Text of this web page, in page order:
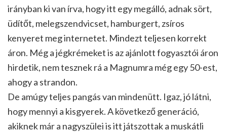
irányban ki van írva, hogy itt egy megálló, adnak sört,
üdítőt, melegszendvicset, hamburgert, zsíros
kenyeret meg internetet. Mindezt teljesen korrekt
áron. Még a jégkrémeket is az ajánlott fogyasztói áron
hirdetik, nem tesznek rá a Magnumra még egy 50-est,
ahogy a strandon.
De amúgy teljes pangás van mindenütt. Igaz, jó látni,
hogy mennyi a kisgyerek. A következő generáció,
akiknek már a nagyszülei is itt játszottak a muskátli